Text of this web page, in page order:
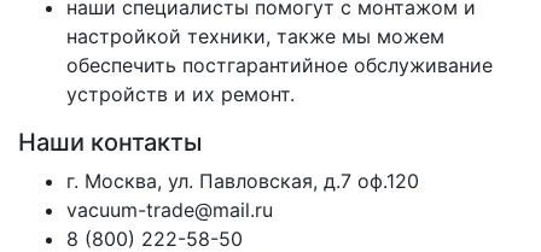
наши специалисты помогут с монтажом и
настройкой техники, также мы можем
обеспечить постгарантийное обслуживание
устройств и их ремонт.
Наши контакты
г. Москва, ул. Павловская, д.7 оф.120
vacuum-trade@mail.ru
8 (800) 222-58-50